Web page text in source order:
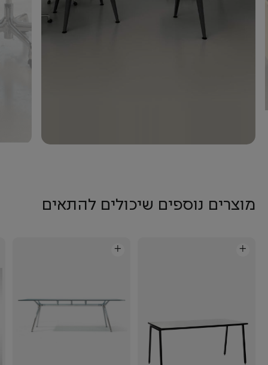
מוצרים נוספים שיכולים להתאים
+
+